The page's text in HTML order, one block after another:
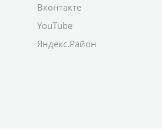
Вконтакте
YouTube
Яндекс.Район